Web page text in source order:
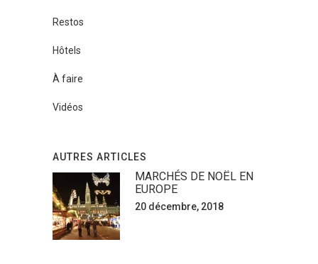
Restos
Hôtels
À faire
Vidéos
AUTRES ARTICLES
MARCHÉS DE NOËL EN
EUROPE
20 décembre, 2018